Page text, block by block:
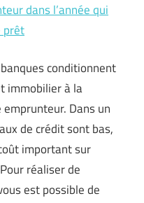
dans l’année qui
prêt
conditionnent
immobilier à la
Dans un
de crédit sont bas,
important sur
réaliser de
est possible de